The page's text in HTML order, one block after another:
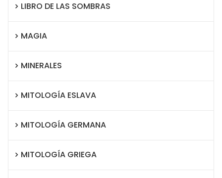
LIBRO DE LAS SOMBRAS
MAGIA
MINERALES
MITOLOGÍA ESLAVA
MITOLOGÍA GERMANA
MITOLOGÍA GRIEGA